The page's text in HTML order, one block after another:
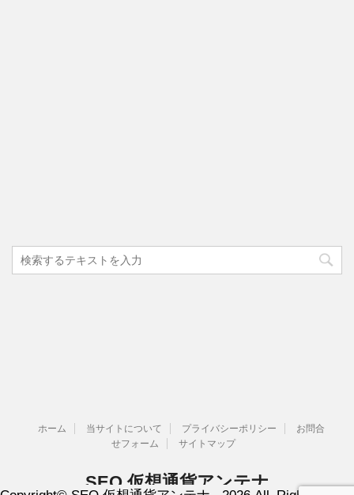
ホーム 当サイトについて プライバシーポリシー
お問合
せフォーム
サイトマップ
SEO 仮想通貨アンテナ